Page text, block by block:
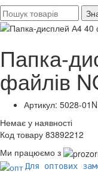
Папка-
файлів
Артикул: 5028-01N
Немає у наявності
Код товару 83892212
Ми працюємо з
Для оптових